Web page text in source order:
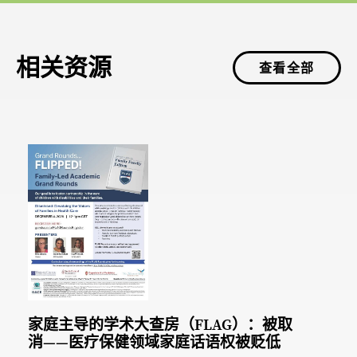
相关资源 查看全部
家庭主导的学术大查房（FLAG）：被取
消——医疗保健领域家庭话语权被贬低